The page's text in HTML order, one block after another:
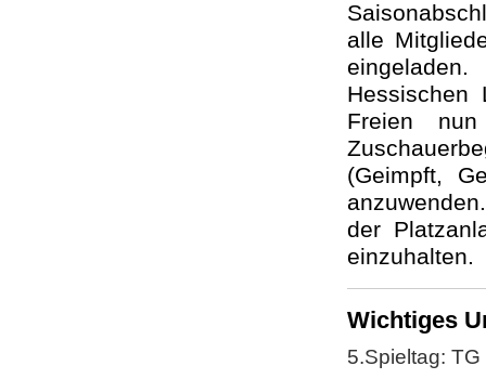
alle
Hessischen
Freien
(Geimpft,
der
einzuhalten.
Wichtiges
5.Spieltag: